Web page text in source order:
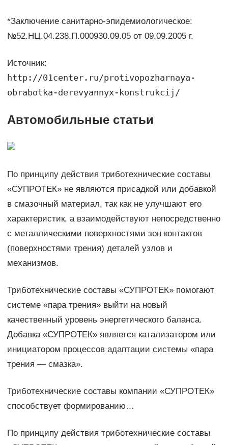
*Заключение санитарно-эпидемиологическое:
№52.НЦ.04.238.П.000930.09.05 от 09.09.2005 г.
Источник:
http://01center.ru/protivopozharnaya-
obrabotka-derevyannyx-konstrukcij/
Автомобильные статьи
По принципу действия триботехнические составы
«СУПРОТЕК» не являются присадкой или добавкой
в смазочный материал, так как не улучшают его
характеристик, а взаимодействуют непосредственно
с металлическими поверхностями зон контактов
(поверхностями трения) деталей узлов и
механизмов.
Триботехнические составы «СУПРОТЕК» помогают
системе «пара трения» выйти на новый
качественный уровень энергетического баланса.
Добавка «СУПРОТЕК» является катализатором или
инициатором процессов адаптации системы «пара
трения — смазка».
Триботехнические составы компании «СУПРОТЕК»
способствует формированию…
По принципу действия триботехнические составы